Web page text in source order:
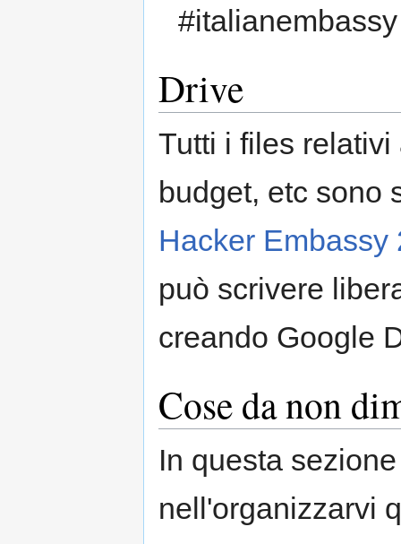
#italianembassy
Drive
Tutti i files
budget, etc sono
Hacker Embassy
può scrivere
creando Google
Cose da non
In questa
nell'organizzarvi